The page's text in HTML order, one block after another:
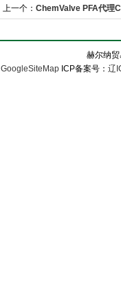
上一个： ChemValve PFA代理
赫尔纳
GoogleSiteMap ICP备案号：辽